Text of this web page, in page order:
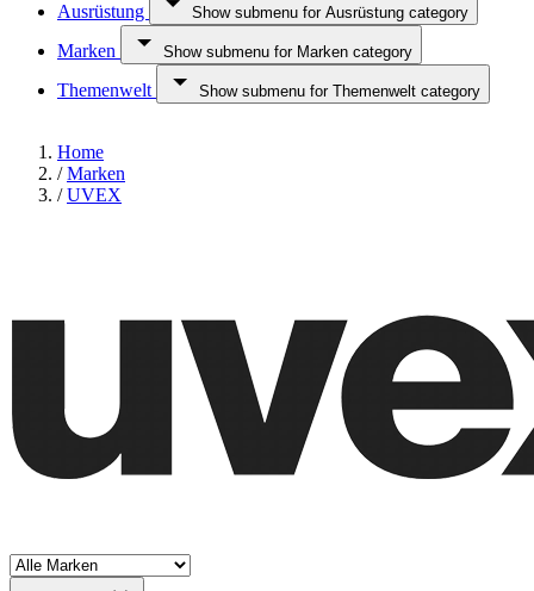
Ausrüstung Show submenu for Ausrüstung category
Marken Show submenu for Marken category
Themenwelt Show submenu for Themenwelt category
Home
/ Marken
/ UVEX